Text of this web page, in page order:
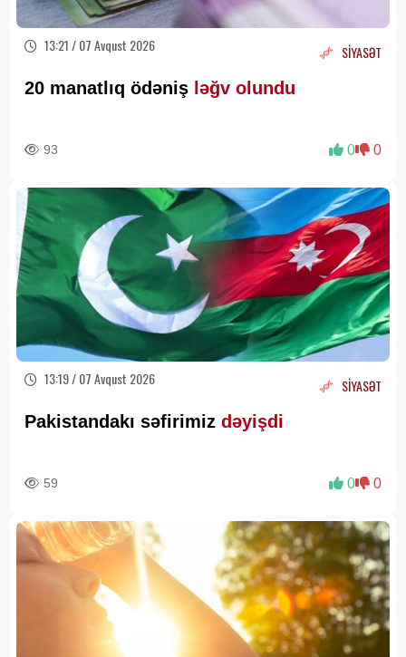
13:21 / 07 Avqust 2026 SİYASƏT
20 manatlıq ödəniş ləğv olundu
93 0 0
13:19 / 07 Avqust 2026 SİYASƏT
Pakistandakı səfirimiz dəyişdi
59 0 0